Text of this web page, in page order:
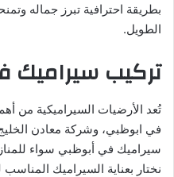
بطريقة احترافية تبرز جماله
الطويل.
تركيب سيراميك
تُعد الأرضيات السيراميكية من
في ابوظبي، وشركة معادن
سيراميك في أبوظبي سواء
نختار بعناية السيراميك